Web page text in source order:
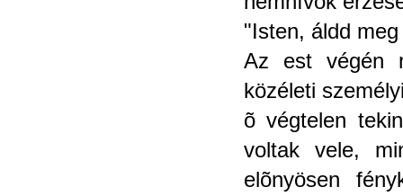
"Isten, áldd
Az est végén
közéleti
õ végtelen
voltak vele,
elõnyösen